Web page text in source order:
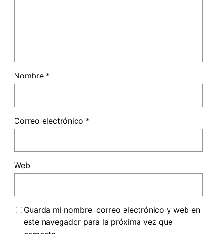
Nombre *
Correo electrónico *
Web
Guarda mi nombre, correo electrónico y web en
este navegador para la próxima vez que